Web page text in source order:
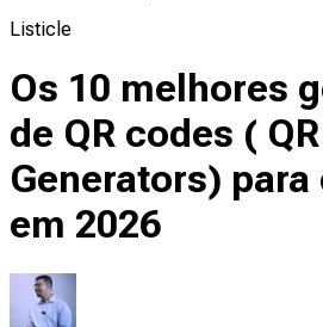
Listicle
Os 10 melhores
de QR codes (
Generators)
em 2026